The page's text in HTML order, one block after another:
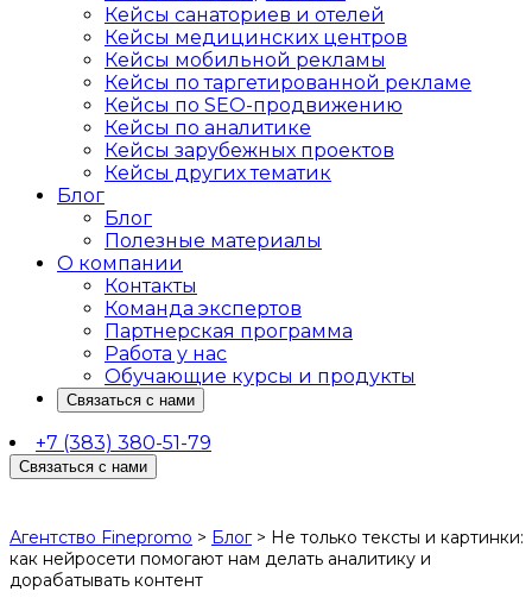
Кейсы санаториев и отелей
Кейсы медицинских центров
Кейсы мобильной рекламы
Кейсы по таргетированной рекламе
Кейсы по SEO-продвижению
Кейсы по аналитике
Кейсы зарубежных проектов
Кейсы других тематик
Блог
Блог
Полезные материалы
О компании
Контакты
Команда экспертов
Партнерская программа
Работа у нас
Обучающие курсы и продукты
Связаться с нами
+7 (383) 380-51-79
Связаться с нами
Агентство Finepromo > Блог> Не только тексты и картинки:
как нейросети помогают нам делать аналитику и
дорабатывать контент